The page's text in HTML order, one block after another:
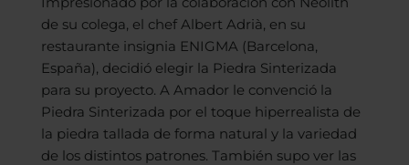
de su colega, el chef Albert Adrià, en su
restaurante insignia ENIGMA (Barcelona,
España), decidió elegir la Piedra Sinterizada
para su proyecto. A Amador le convenció la
Piedra Sinterizada por el toque hiperrealista de
la piedra tallada de forma natural y la variedad
de los distintos patrones. También supo ver las